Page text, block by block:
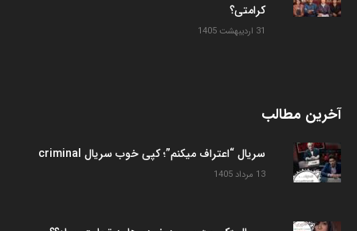
کرامتی؟
31 اردیبهشت 1405
آخرین مطالب
سریال “اعتراف میکنم”؛ کپی خوب سریال criminal
13 مرداد 1405